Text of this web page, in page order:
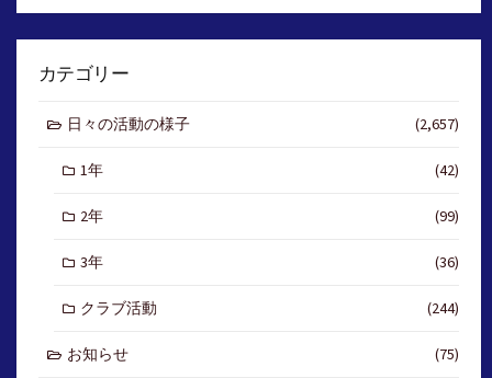
カテゴリー
日々の活動の様子 (2,657)
1年 (42)
2年 (99)
3年 (36)
クラブ活動 (244)
お知らせ (75)